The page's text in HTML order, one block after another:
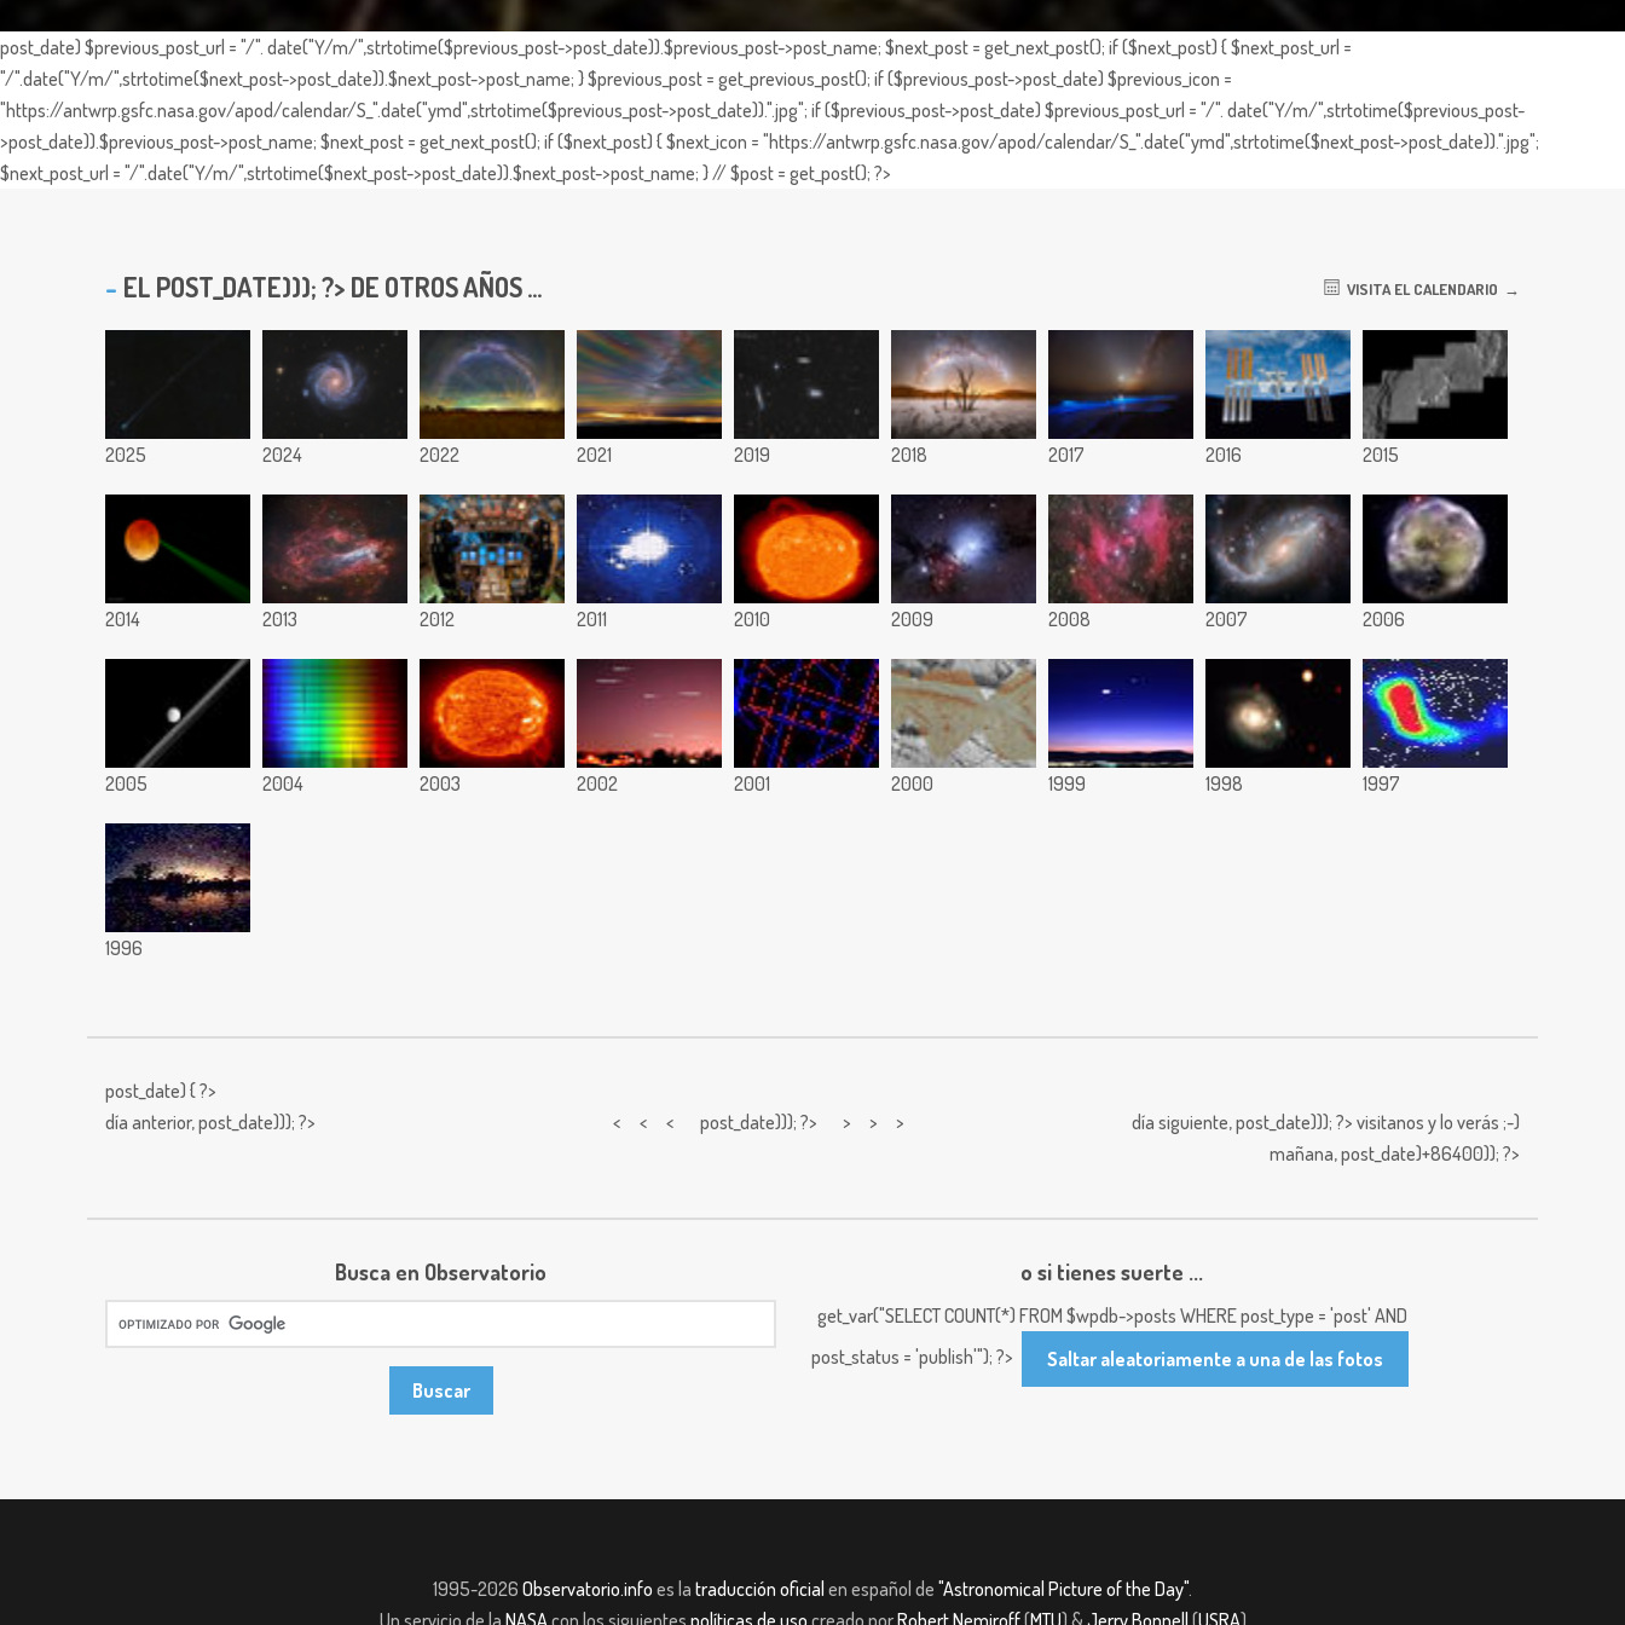
post_date) $previous_post_url = "/". date("Y/m/",strtotime($previous_post->post_date)).$previous_post->post_name; $next_post = get_next_post(); if ($next_post) { $next_post_url =
"/".date("Y/m/",strtotime($next_post->post_date)).$next_post->post_name; } $previous_post = get_previous_post(); if ($previous_post->post_date) $previous_icon =
"https://antwrp.gsfc.nasa.gov/apod/calendar/S_".date("ymd",strtotime($previous_post->post_date)).".jpg"; if ($previous_post->post_date) $previous_post_url = "/". date("Y/m/",strtotime($previous_post-
>post_date)).$previous_post->post_name; $next_post = get_next_post(); if ($next_post) { $next_icon = "https://antwrp.gsfc.nasa.gov/apod/calendar/S_".date("ymd",strtotime($next_post->post_date)).".jpg";
$next_post_url = "/".date("Y/m/",strtotime($next_post->post_date)).$next_post->post_name; } // $post = get_post(); ?>
EL POST_DATE))); ?> DE OTROS AÑOS ... VISITA EL CALENDARIO
2025 2024 2022 2021 2019 2018 2017 2016 2015
2014 2013 2012 2011 2010 2009 2008 2007 2006
2005 2004 2003 2002 2001 2000 1999 1998 1997
1996
post_date) { ?>
día anterior,post_date))); ?> < < < post_date))); ?> > > > día siguiente,post_date))); ?> visitanos y lo verás ;-)
mañana,post_date)+86400)); ?>
Busca en Observatorio o si tienes suerte ...
get_var("SELECT COUNT(*) FROM $wpdb->posts WHERE post_type = 'post' AND
post_status = 'publish'"); ?>
Saltar aleatoriamente a una de las fotos
1995-2026 Observatorio.info es la traducción oficial en español de "Astronomical Picture of the Day".
Un servicio de la NASA con los siguientes políticas de uso creado porRobert Nemiroff(MTU) & Jerry Bonnell (USRA)